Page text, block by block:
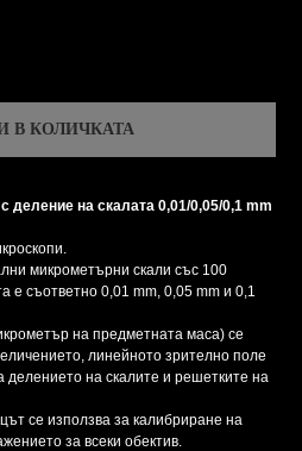
В КОЛИЧКАТА
деление на скалата 0,01/0,05/0,1 mm
микрометърни скали със 100
е съответно 0,01 mm, 0,05 mm и 0,1
на предметната маса) се
линейното зрително поле
делението на скалите и решетките на
се използва за калибриране на
за всеки обектив.